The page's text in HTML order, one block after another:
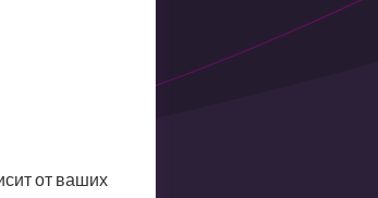
от ваших